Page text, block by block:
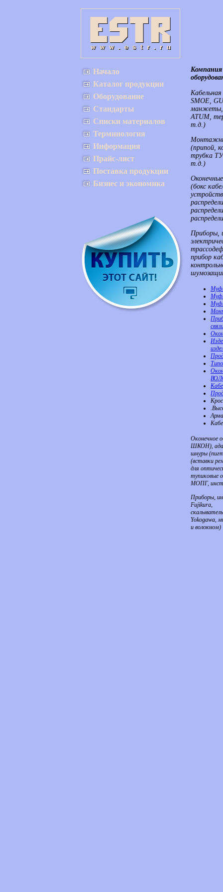
Начало
Каталог продукции
Оборудование
Стандарты
Списки материалов
Терминология
Информация
Прайс-лист
Поставка продукции
Бизнес и экономика
SMOE,
манжеты,
ATUM,
т.д.)
(припой,
трубка
т.д.)
(бокс
Приборы,
прибор
Оконечное
ШКОН),
шнуры
(вставки
для
тупиковые
МОПГ,
Приборы,
Fujikura,
Yokogawa,
и волокном)